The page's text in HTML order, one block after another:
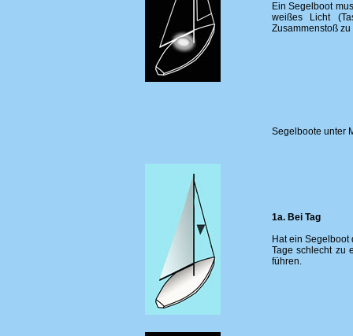
Ein Segelboot
weißes Licht
Zusammenstoß
Segelboote unter
1a. Bei Tag
Hat ein Segelboot
Tage schlecht zu
führen.